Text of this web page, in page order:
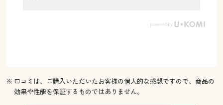
※ 口コミは、ご購入いただいたお客様の個人的な感想ですので、商品の
効果や性能を保証するものではありません。